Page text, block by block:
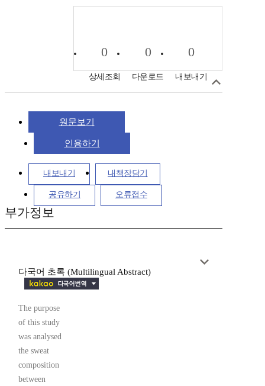
0
상세조회
0
다운로드
0
내보내기
원문보기
인용하기
내보내기 내책장담기
공유하기 오류접수
부가정보
다국어 초록 (Multilingual Abstract)
The purpose
of this study
was analysed
the sweat
composition
between